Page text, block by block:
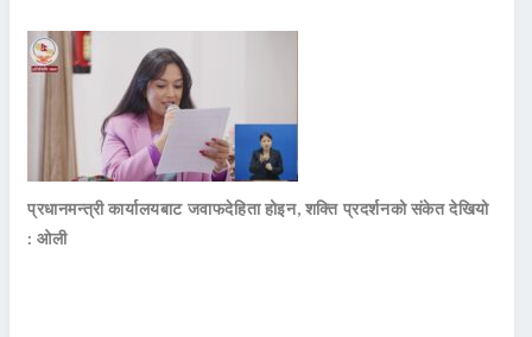
प्रधानमन्त्री कार्यालयबाट जवाफदेहिता होइन, शक्ति प्रदर्शनको संकेत देखियो
: ओली